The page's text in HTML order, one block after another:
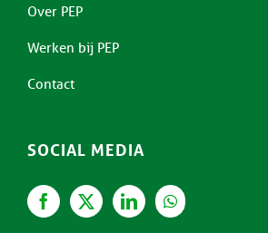
Over PEP
Werken bij PEP
Contact
SOCIAL MEDIA